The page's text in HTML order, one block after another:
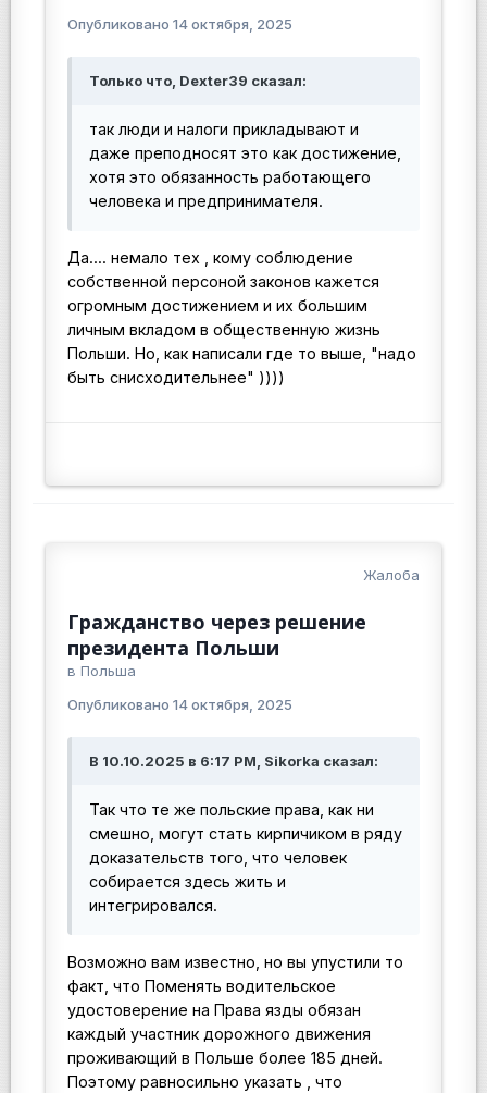
Опубликовано 14 октября, 2025
Только что, Dexter39 сказал:
так люди и налоги прикладывают и
даже преподносят это как достижение,
хотя это обязанность работающего
человека и предпринимателя.
Да.... немало тех , кому соблюдение
собственной персоной законов кажется
огромным достижением и их большим
личным вкладом в общественную жизнь
Польши. Но, как написали где то выше, "надо
быть снисходительнее" ))))
Жалоба
Гражданство через решение
президента Польши
в Польша
Опубликовано 14 октября, 2025
В 10.10.2025 в 6:17 PM, Sikorka сказал:
Так что те же польские права, как ни
смешно, могут стать кирпичиком в ряду
доказательств того, что человек
собирается здесь жить и
интегрировался.
Возможно вам известно, но вы упустили то
факт, что Поменять водительское
удостоверение на Права язды обязан
каждый участник дорожного движения
проживающий в Польше более 185 дней.
Поэтому равносильно указать , что